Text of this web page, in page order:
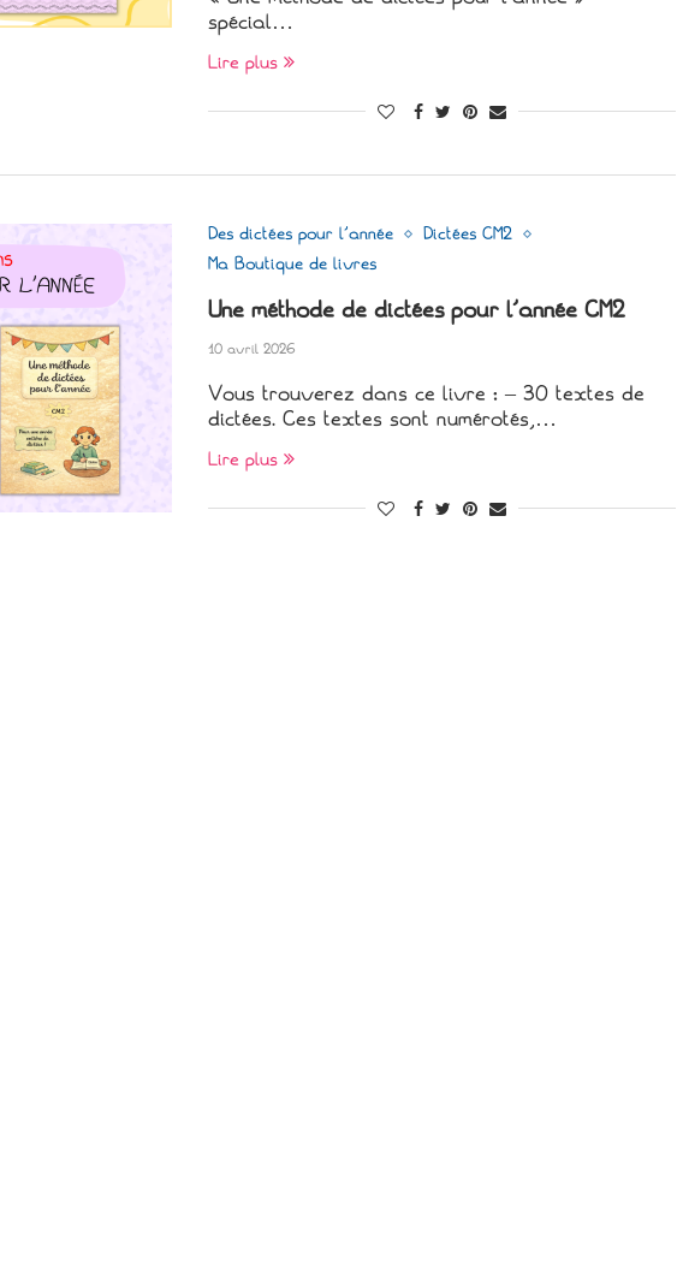
spécial…
Lire plus
Des dictées pour l'année
Dictées CM2
Ma Boutique de livres
Une méthode de dictées pour l’année CM2
10 avril 2026
Vous trouverez dans ce livre : – 30 textes de
dictées. Ces textes sont numérotés,…
Lire plus